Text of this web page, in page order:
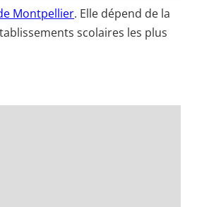
Montpellier. Elle dépend de la
scolaires les plus